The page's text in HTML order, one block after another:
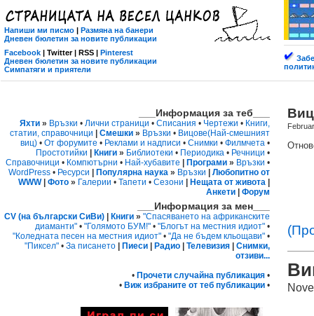
Напиши ми писмо | Размяна на банери
Дневен бюлетин за новите публикации
Facebook | Twitter | RSS | Pinterest
Дневен бюлетин за новите публикации
Симпатяги и приятели
___Информация за теб___
Яхти » Връзки • Лични страници • Списания • Чертежи • Книги,
статии, справочници
Смешки » Връзки • Вицове(Най-смешният
виц) • От форумите • Реклами и надписи • Снимки • Филмчета •
Простотийки
Книги » Библиотеки • Периодика • Речници •
Справочници • Компютърни • Най-хубавите Програми » Връзки •
WordPress • Ресурси Популярна наука » Връзки
Любопитно от
WWW| Фото » Галерии • Тапети • Сезони Нещата от живота
Анкети
Форум
___Информация за мен___
CV (на български СиВи) Книги » "Спасяването на африканските
диаманти" • "Голямото БУМ!" • "Блогът на местния идиот" •
"Коледната песен на местния идиот" • "Да не бъдем кльощави" •
"Пиксел" • За писането Пиеси Радио Телевизия
Снимки,
отзиви...
• Прочети случайна публикация •
• Виж избраните от теб публикации •